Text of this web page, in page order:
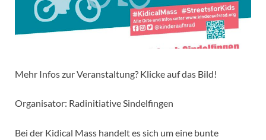
Mehr Infos zur Veranstaltung? Klicke auf das Bild!
Organisator: Radinitiative Sindelfingen
Bei der Kidical Mass handelt es sich um eine bunte